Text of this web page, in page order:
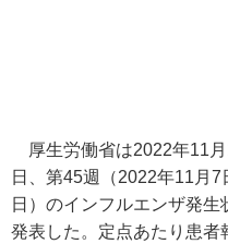
厚生労働省は2022年11
日、第45週（2022年11月7
日）のインフルエンザ発生
発表した。定点あたり患者